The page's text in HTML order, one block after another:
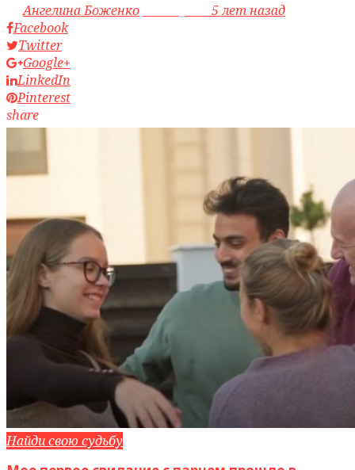
byАнгелина Боженко
5 лет назад
Facebook
Twitter
Google+
LinkedIn
Pinterest
share
Найди свою судьбу